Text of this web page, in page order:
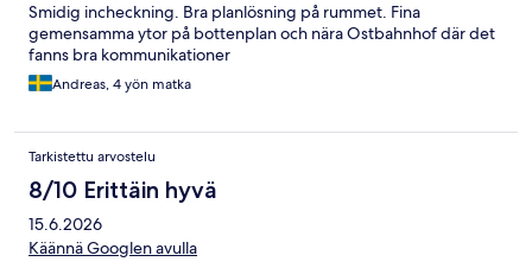
Smidig incheckning. Bra planlösning på rummet. Fina
gemensamma ytor på bottenplan och nära Ostbahnhof där det
fanns bra kommunikationer
Andreas, 4 yön matka
Tarkistettu arvostelu
8/10 Erittäin hyvä
15.6.2026
Käännä Googlen avulla